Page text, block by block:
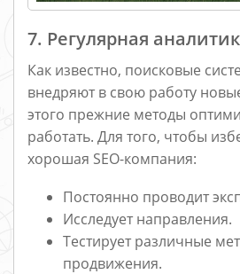
7. Регулярная
Как известно, поисковые
внедряют в свою работу
этого прежние методы
работать. Для того, чтобы
хорошая SEO-компания:
Постоянно проводит
Исследует направления.
Тестирует различные
продвижения.